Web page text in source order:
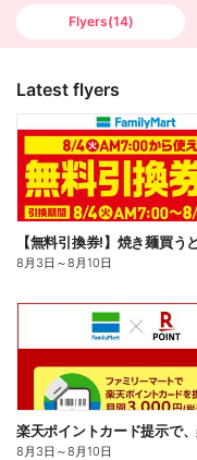
Flyers(14)
Latest flyers
8月3日 ～8月10日
8月3日 ～8月10日